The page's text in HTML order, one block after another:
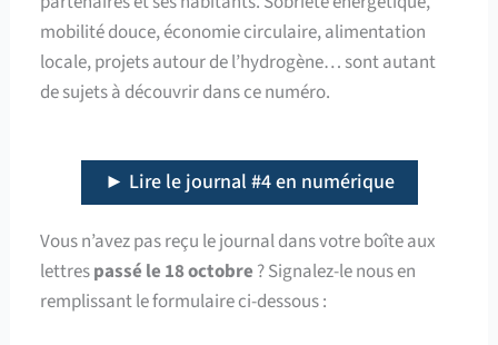
mobilité douce, économie circulaire, alimentation
locale, projets autour de l’hydrogène… sont autant
de sujets à découvrir dans ce numéro.
► Lire le journal #4 en numérique
Vous n’avez pas reçu le journal dans votre boîte aux
lettrespassé le 18 octobre ? Signalez-le nous en
remplissant le formulaire ci-dessous :